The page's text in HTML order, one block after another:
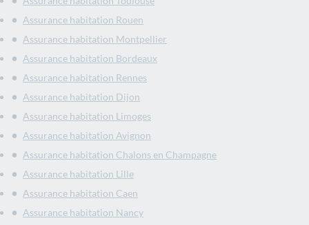
Assurance habitation Rouen
Assurance habitation Montpellier
Assurance habitation Bordeaux
Assurance habitation Rennes
Assurance habitation Dijon
Assurance habitation Limoges
Assurance habitation Avignon
Assurance habitation Chalons en Champagne
Assurance habitation Lille
Assurance habitation Caen
Assurance habitation Nancy